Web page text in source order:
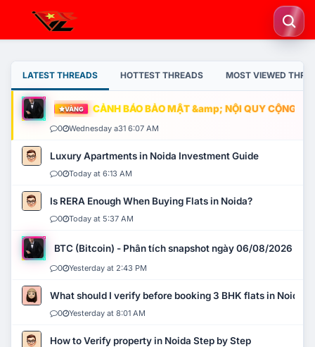
LATEST THREADS HOTTEST THREADS MOST VIEWED
VÀNG CẢNH BÁO BẢO MẬT &amp; NỘI QUY CỘNG
0 Wednesday a31 6:07 AM
Luxury Apartments in Noida Investment Guide
0 Today at 6:13 AM
Is RERA Enough When Buying Flats in Noida?
0 Today at 5:37 AM
BTC (Bitcoin) - Phân tích snapshot ngày 06/08/2026
0 Yesterday at 2:43 PM
What should I verify before booking 3 BHK flats in Noida?
0 Yesterday at 8:01 AM
How to Verify property in Noida Step by Step